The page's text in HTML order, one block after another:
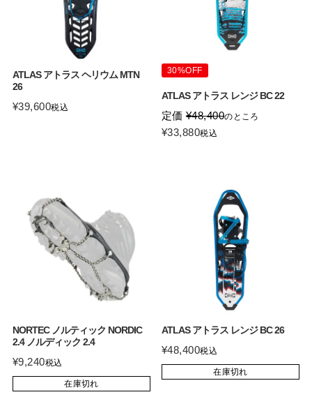
ATLAS アトラス ヘリウム MTN
26
¥39,600税込
30%OFF
ATLAS アトラス レンジ BC 22
定価 ¥48,400のところ
¥33,880税込
NORTEC ノルティック NORDIC
2.4 ノルディック 2.4
¥9,240税込
在庫切れ
ATLAS アトラス レンジ BC 26
¥48,400税込
在庫切れ